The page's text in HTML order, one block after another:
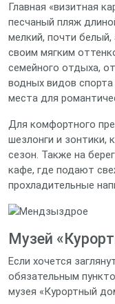
Главная «визитная
песчаный пляж
мелкий, почти
своим мягким
семейного отдыха,
водных видов
места для
Для комфортного
шезлонги и зонтики,
сезон. Также на
кафе, где подают
прохладительные
Музей
Если хочется
обязательным
музея «Курортный